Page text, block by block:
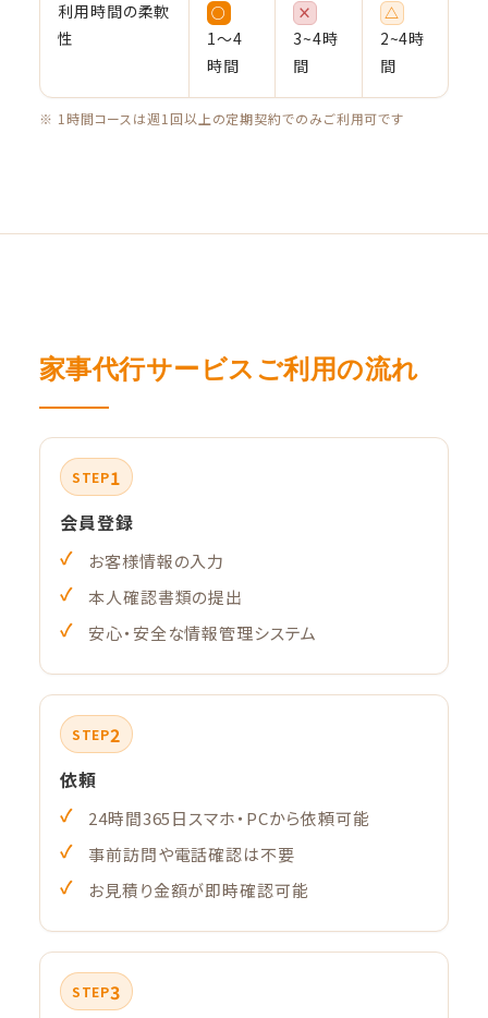
利用時間の柔軟
性
○
1〜4
時間
×
3~4時
間
△
2~4時
間
※ 1時間コースは週1回以上の定期契約でのみご利用可です
家事代行サービスご利用の流れ
STEP1
会員登録
お客様情報の入力
本人確認書類の提出
安心・安全な情報管理システム
STEP2
依頼
24時間365日スマホ・PCから依頼可能
事前訪問や電話確認は不要
お見積り金額が即時確認可能
STEP3